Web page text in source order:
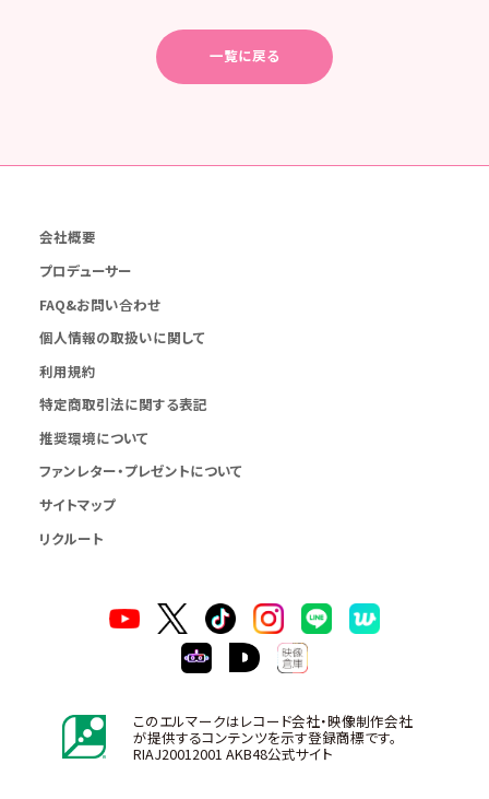
一覧に戻る
会社概要
プロデューサー
FAQ&お問い合わせ
個人情報の取扱いに関して
利用規約
特定商取引法に関する表記
推奨環境について
ファンレター・プレゼントについて
サイトマップ
リクルート
このエルマークはレコード会社・映像制作会社
が提供するコンテンツを示す登録商標です。
RIAJ20012001 AKB48公式サイト